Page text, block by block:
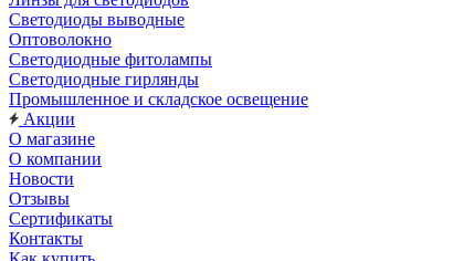
Светодиоды выводные
Оптоволокно
Светодиодные фитолампы
Светодиодные гирлянды
Промышленное и складское освещение
Акции
О магазине
О компании
Новости
Отзывы
Сертификаты
Контакты